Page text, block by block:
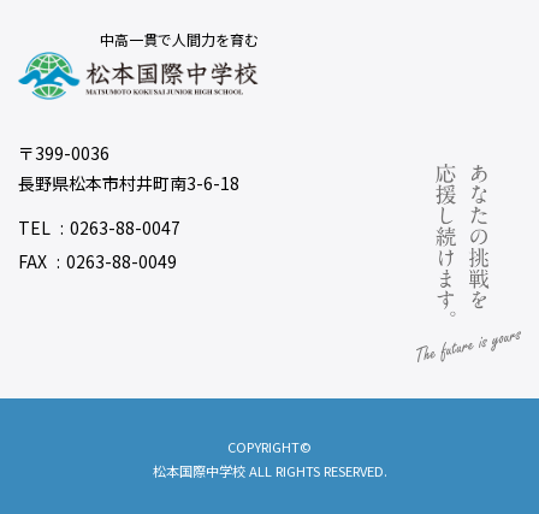
中高一貫で人間力を育む
〒399-0036
長野県松本市村井町南3-6-18
TEL
0263-88-0047
FAX
0263-88-0049
COPYRIGHT©
松本国際中学校 ALL RIGHTS RESERVED.